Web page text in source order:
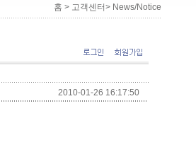
홈 > 고객센터> News/Notice
2010-01-26 16:17:50